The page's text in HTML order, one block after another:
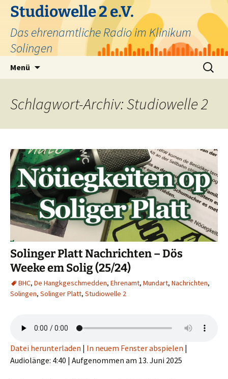
Zum
Inhalt
springen
Studiowelle 2 e.V.
Das ehrenamtliche Radio im Klinikum
Solingen
Menü
Suchen
nach:
Schlagwort-Archiv: Studiowelle 2
Solinger Platt Nachrichten – Dös
Weeke em Solig (25/24)
BHC, De Hangkgeschmedden, Ehrenamt, Mundart, Nachrichten,
Solingen, Solinger Platt, Studiowelle 2
Datei herunterladen | In neuem Fenster abspielen |
Audiolänge: 4:40 | Aufgenommen am 13. Juni 2025